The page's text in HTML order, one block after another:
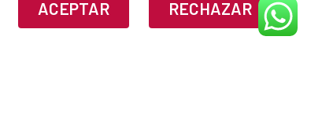
ACEPTAR RECHAZAR